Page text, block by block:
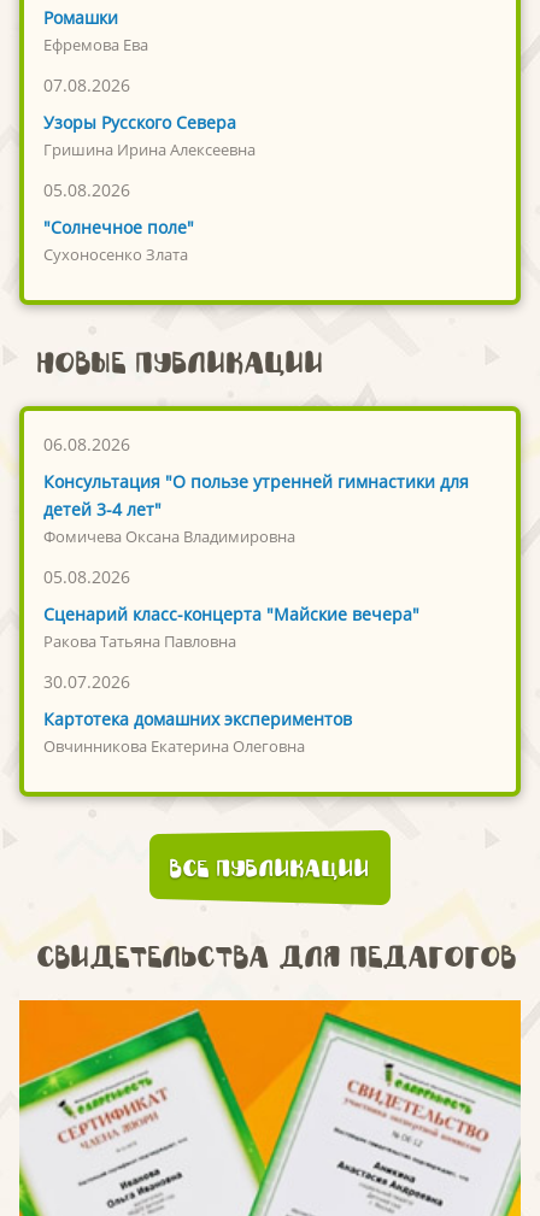
Ромашки
Ефремова Ева
07.08.2026
Узоры Русского Севера
Гришина Ирина Алексеевна
05.08.2026
"Солнечное поле"
Сухоносенко Злата
Новые публикации
06.08.2026
Консультация "О пользе утренней гимнастики для
детей 3-4 лет"
Фомичева Оксана Владимировна
05.08.2026
Сценарий класс-концерта "Майские вечера"
Ракова Татьяна Павловна
30.07.2026
Картотека домашних экспериментов
Овчинникова Екатерина Олеговна
Все публикации
Свидетельства для педагогов